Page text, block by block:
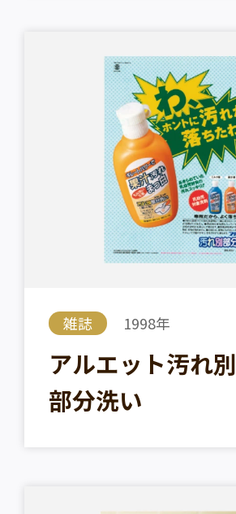
雑誌 1998年
アルエット汚れ別
部分洗い